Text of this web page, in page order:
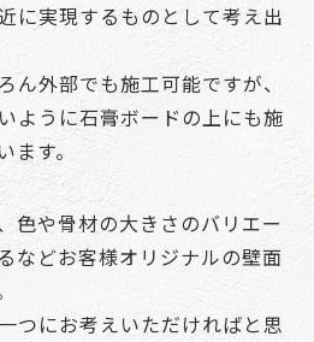
に実現するものとして考え出
ん外部でも施工可能ですが、
ように石膏ボードの上にも施
ます。
色や骨材の大きさのバリエー
などお客様オリジナルの壁面
つにお考えいただければと思